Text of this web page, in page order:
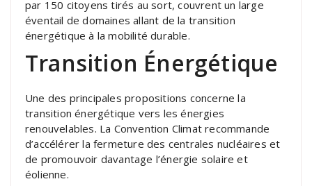
par 150 citoyens tirés au sort, couvrent un large
éventail de domaines allant de la transition
énergétique à la mobilité durable.
Transition Énergétique
Une des principales propositions concerne la
transition énergétique vers les énergies
renouvelables. La Convention Climat recommande
d’accélérer la fermeture des centrales nucléaires et
de promouvoir davantage l’énergie solaire et
éolienne.